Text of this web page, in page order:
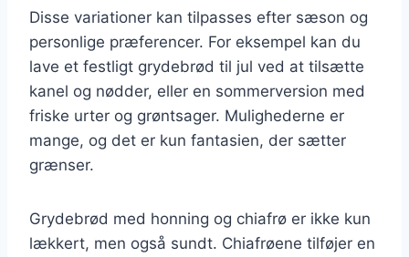
Disse variationer kan tilpasses efter sæson og
personlige præferencer. For eksempel kan du
lave et festligt grydebrød til jul ved at tilsætte
kanel og nødder, eller en sommerversion med
friske urter og grøntsager. Mulighederne er
mange, og det er kun fantasien, der sætter
grænser.
Grydebrød med honning og chiafrø er ikke kun
lækkert, men også sundt. Chiafrøene tilføjer en